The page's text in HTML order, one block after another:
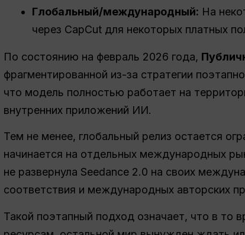
Глобальный/международный: На
через CapCut для некоторых платных
По состоянию на февраль 2026 года,
фрагментированной из-за стратегии
что модель полностью работает на
внутренних приложений ИИ.
Тем не менее, глобальный релиз остается
начинается на отдельных международных
не развернула Seedance 2.0 на своих
соответствия и международных авторских
Такой поэтапный подход означает, что в то